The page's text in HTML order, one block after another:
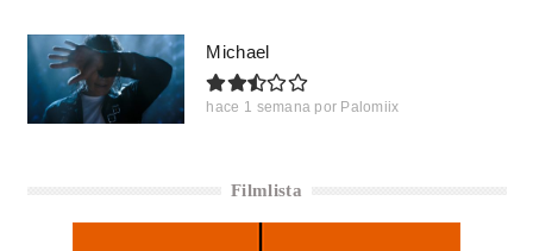
Michael
hace 1 semana por Palomiix
Filmlista